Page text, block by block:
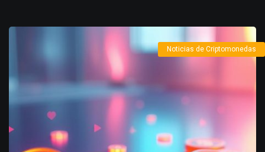
Noticias de Criptomonedas